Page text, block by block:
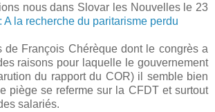
nous dans Slovar les Nouvelles le 23
A la recherche du paritarisme perdu
de François Chérèque dont le congrès a
raisons pour laquelle le gouvernement
du rapport du COR) il semble bien
piège se referme sur la CFDT et surtout
salariés.